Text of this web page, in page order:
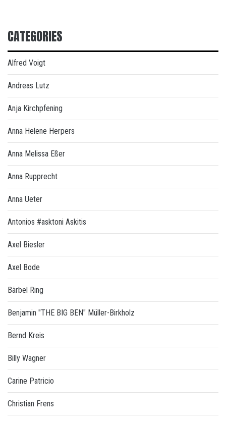
CATEGORIES
Alfred Voigt
Andreas Lutz
Anja Kirchpfening
Anna Helene Herpers
Anna Melissa Eßer
Anna Rupprecht
Anna Ueter
Antonios #asktoni Askitis
Axel Biesler
Axel Bode
Bärbel Ring
Benjamin "THE BIG BEN" Müller-Birkholz
Bernd Kreis
Billy Wagner
Carine Patricio
Christian Frens